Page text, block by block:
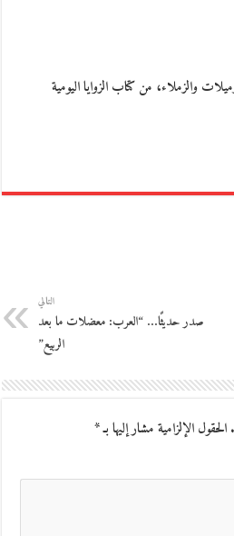
والزملاء، من كتاب الزوايا اليومية
التالي
صدر حديثًا… “العرب: معضلات ما بعد
الربيع”
الحقول الإلزامية مشار إليها بـ*